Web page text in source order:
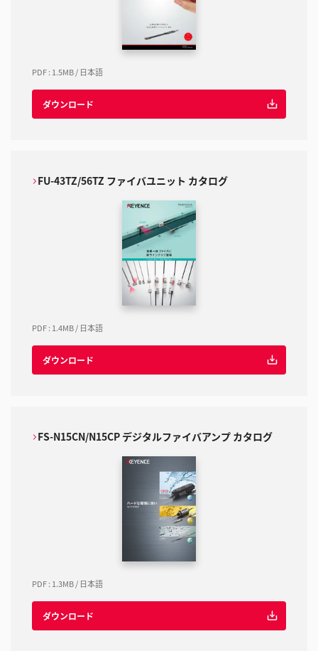
PDF: 1.5MB/ 日本語
ダウンロード
FU-43TZ/56TZ ファイバユニット カタログ
PDF: 1.4MB/ 日本語
ダウンロード
FS-N15CN/N15CP デジタルファイバアンプ カタログ
PDF: 1.3MB/ 日本語
ダウンロード